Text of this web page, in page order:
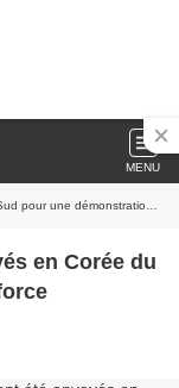
MENU
une démonstration de force
en Corée du